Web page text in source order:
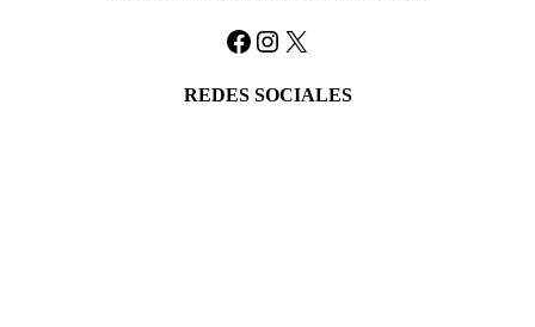
Facebook
Instagram
X
REDES SOCIALES